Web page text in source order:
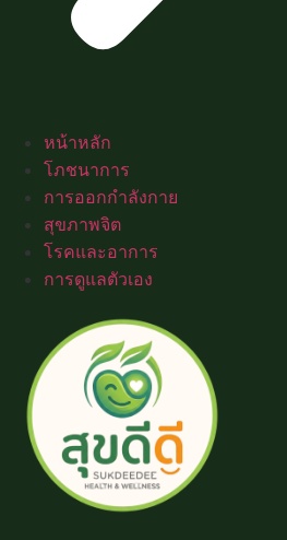
หน้าหลัก
โภชนาการ
การออกกำลังกาย
สุขภาพจิต
โรคและอาการ
การดูแลตัวเอง